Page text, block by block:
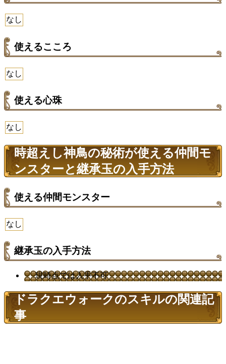
なし
使えるこころ
なし
使える心珠
なし
時超えし神鳥の秘術が使える仲間モ
ンスターと継承玉の入手方法
使える仲間モンスター
なし
継承玉の入手方法
現時点では入手不可
ドラクエウォークのスキルの関連記
事